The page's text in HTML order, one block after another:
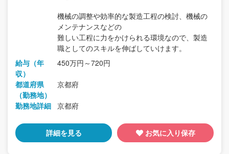
機械の調整や効率的な製造工程の検討、機械の
メンテナンスなどの
難しい工程に力をかけられる環境なので、製造
職としてのスキルを伸ばしていけます。
給与（年
収）
450万円～720円
都道府県
（勤務地）
京都府
勤務地詳細 京都府
詳細を見る お気に入り保存